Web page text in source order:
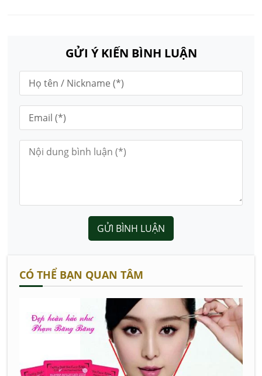
GỬI Ý KIẾN BÌNH LUẬN
GỬI BÌNH LUẬN
CÓ THỂ BẠN QUAN TÂM